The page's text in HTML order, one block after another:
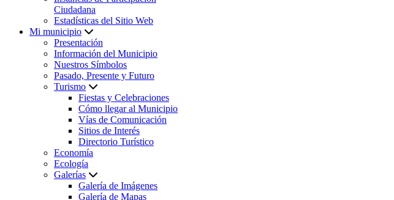
Ciudadana
Estadísticas del Sitio Web
Mi municipio
Presentación
Información del Municipio
Nuestros Símbolos
Pasado, Presente y Futuro
Turismo
Fiestas y Celebraciones
Cómo llegar al Municipio
Vías de Comunicación
Sitios de Interés
Directorio Turístico
Economía
Ecología
Galerías
Galería de Imágenes
Galería de Mapas